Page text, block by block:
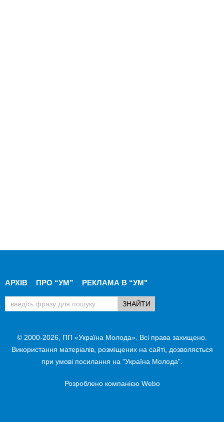
АРХІВ ПРО “УМ” РЕКЛАМА В “УМ"
© 2000-2026, ПП «Україна Молода». Всі права захищено.
Використання матеріалів, розміщених на сайті, дозволяється
при умові посилання на "Україна Молода".
Розроблено компанією Webo